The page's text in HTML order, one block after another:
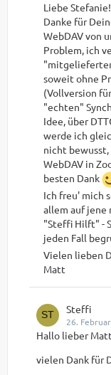
Liebe Stefanie!
Danke für
WebDAV von
Problem, ich
soweit ohne
(Vollversion
"echten"
Idee, über
werde ich
nicht
WebDAV in
besten Dank
Ich freu' mich
allem auf jene
"Steffi Hilft" -
jeden Fall
Vielen lieben
Matt
Steffi
26.
Hallo lieber
vielen Dank für